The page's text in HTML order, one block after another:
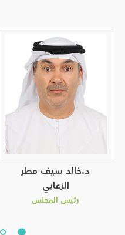
د.خالد سيف مطر
الزعابي
رئيس المجلس